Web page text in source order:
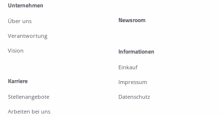
Unternehmen
Über uns
Verantwortung
Vision
Karriere
Stellenangebote
Arbeiten bei uns
Newsroom
Informationen
Einkauf
Impressum
Datenschutz